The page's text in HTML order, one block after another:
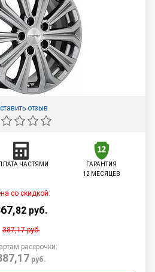
отзыв
ЧАСТЯМИ
ГАРАНТИЯ
12 МЕСЯЦЕВ
со скидкой:
,82 руб.
387,17руб.
рассрочки:
руб.